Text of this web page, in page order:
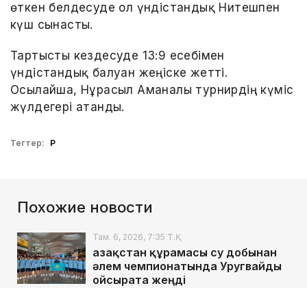
өткен белдесуде ол үндістандық Нитешпен
күш сынасты.
Тартысты кездесуде 13:9 есебімен
үндістандық балуан жеңіске жетті.
Осылайша, Нұрасыл Аманалы турнирдің күміс
жүлдегері атанды.
Тегтер: ҚР
Похожие новости
Там. 6, 2026, 7:35 Т.Қ.
Қазақстан құрамасы су добынан
әлем чемпионатында Уругвайды
ойсырата жеңді